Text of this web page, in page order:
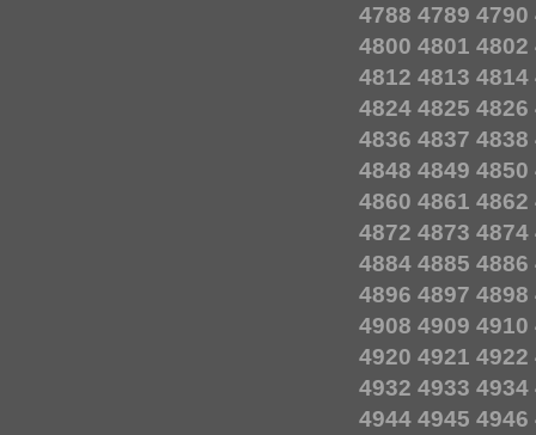
4788 4789 4790
4800 4801 4802
4812 4813 4814
4824 4825 4826
4836 4837 4838
4848 4849 4850
4860 4861 4862
4872 4873 4874
4884 4885 4886
4896 4897 4898
4908 4909 4910
4920 4921 4922
4932 4933 4934
4944 4945 4946